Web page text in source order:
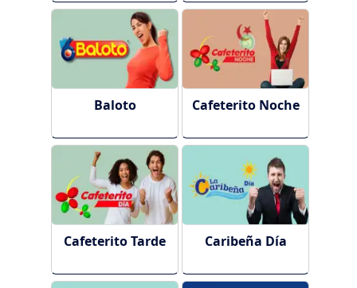
Baloto Cafeterito Noche
Cafeterito Tarde Caribeña Día